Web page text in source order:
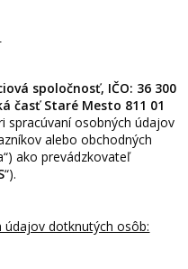
spoločnosť, IČO: 36 300
časť Staré Mesto 811 01
spracúvaní osobných údajov
alebo obchodných
ako prevádzkovateľ
“).
údajov dotknutých osôb: